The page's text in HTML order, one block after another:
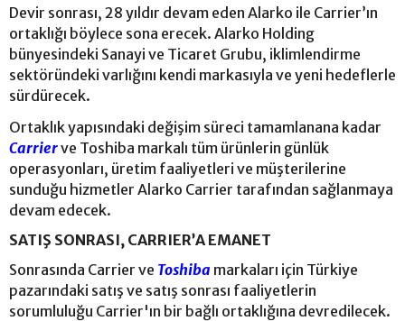
Devir sonrası, 28 yıldır devam eden Alarko ile Carrier’ın
ortaklığı böylece sona erecek. Alarko Holding
bünyesindeki Sanayi ve Ticaret Grubu, iklimlendirme
sektöründeki varlığını kendi markasıyla ve yeni hedeflerle
sürdürecek.
Ortaklık yapısındaki değişim süreci tamamlanana kadar
Carrierve Toshiba markalı tüm ürünlerin günlük
operasyonları, üretim faaliyetleri ve müşterilerine
sunduğu hizmetler Alarko Carrier tarafından sağlanmaya
devam edecek.
SATIŞ SONRASI, CARRIER’A EMANET
Sonrasında Carrier ve Toshiba markaları için Türkiye
pazarındaki satış ve satış sonrası faaliyetlerin
sorumluluğu Carrier'ın bir bağlı ortaklığına devredilecek.